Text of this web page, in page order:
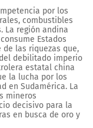
por los
combustibles
La región andina
Estados
las riquezas que,
debilitado imperio
estatal china
la lucha por los
en Sudamérica. La
mineros
decisivo para la
en busca de oro y